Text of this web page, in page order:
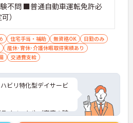
不問 ■普通自動車運転免許必
）
住宅手当・補助 無資格OK
日勤のみ
産休･育休･介護休暇取得実績あり
交通費支給
ビリ特化型デイサービ
イベートやご家庭の時